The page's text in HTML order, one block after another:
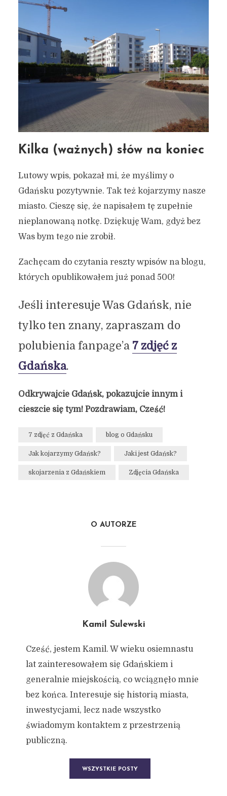
Kilka (ważnych) słów na koniec
Lutowy wpis, pokazał mi, że myślimy o
Gdańsku pozytywnie. Tak też kojarzymy nasze
miasto. Cieszę się, że napisałem tę zupełnie
nieplanowaną notkę. Dziękuję Wam, gdyż bez
Was bym tego nie zrobił.
Zachęcam do czytania reszty wpisów na blogu,
których opublikowałem już ponad 500!
Jeśli interesuje Was Gdańsk, nie
tylko ten znany, zapraszam do
polubienia fanpage’a 7 zdjęć z
Gdańska.
Odkrywajcie Gdańsk, pokazujcie innym i
cieszcie się tym! Pozdrawiam, Cześć!
7 zdjęć z Gdańska blog o Gdańsku
Jak kojarzymy Gdańsk? Jaki jest Gdańsk?
skojarzenia z Gdańskiem Zdjęcia Gdańska
O AUTORZE
Kamil Sulewski
Cześć, jestem Kamil. W wieku osiemnastu
lat zainteresowałem się Gdańskiem i
generalnie miejskością, co wciągnęło mnie
bez końca. Interesuje się historią miasta,
inwestycjami, lecz nade wszystko
świadomym kontaktem z przestrzenią
publiczną.
WSZYSTKIE POSTY